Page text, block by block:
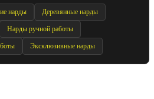
нарды Деревянные нарды
Нарды ручной работы
Эксклюзивные нарды